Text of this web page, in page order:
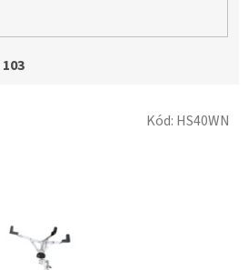
103
Kód: HS40WN